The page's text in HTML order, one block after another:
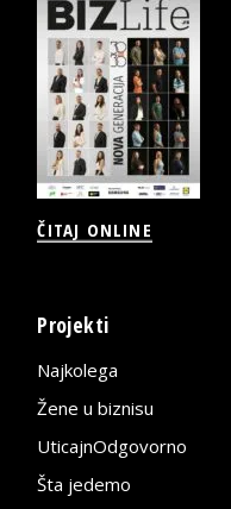
ČITAJ ONLINE
Projekti
Najkolega
Žene u biznisu
UticajnOdgovorno
Šta jedemo